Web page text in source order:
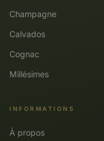
Champagne
Calvados
Cognac
Millésimes
INFORMATIONS
À propos